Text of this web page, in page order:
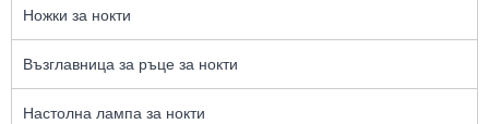
Ножки за нокти
Възглавница за ръце за нокти
Настолна лампа за нокти